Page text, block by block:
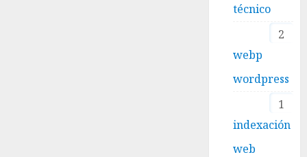
técnico
2
webp
wordpress
1
indexación
web